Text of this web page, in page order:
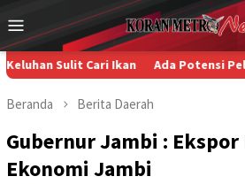
ke
konten
Menu
Mobile
Cari Ikan Ada Potensi Pelanggaran
Beranda Berita Daerah
Gubernur Jambi :
Ekonomi Jambi